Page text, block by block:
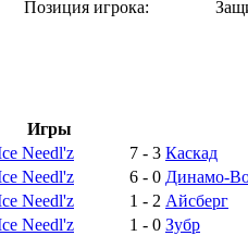
Позиция игрока:
Игры
Needl'z 7 - 3 Каскад
Needl'z 6 - 0 Динамо-
Needl'z 1 - 2 Айсберг
Needl'z 1 - 0 Зубр